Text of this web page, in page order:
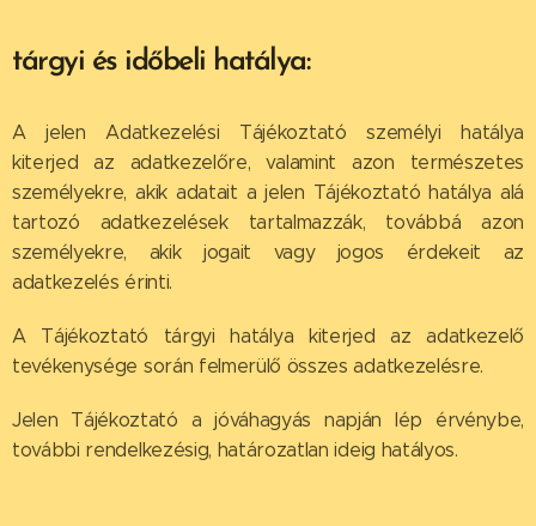
tárgyi és időbeli hatálya:
A jelen Adatkezelési Tájékoztató személyi hatálya
kiterjed az adatkezelőre, valamint azon természetes
személyekre, akik adatait a jelen Tájékoztató hatálya alá
tartozó adatkezelések tartalmazzák, továbbá azon
személyekre, akik jogait vagy jogos érdekeit az
adatkezelés érinti.
A Tájékoztató tárgyi hatálya kiterjed az adatkezelő
tevékenysége során felmerülő összes adatkezelésre.
Jelen Tájékoztató a jóváhagyás napján lép érvénybe,
további rendelkezésig, határozatlan ideig hatályos.